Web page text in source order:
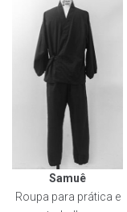
Samuê
Roupa para prática e